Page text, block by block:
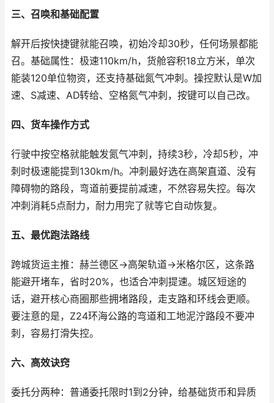
三、召唤和基础配置
解开后按快捷键就能召唤，初始冷却30秒，任何场景都能
召。基础属性：极速110km/h，货舱容积18立方米，单次
能装120单位物资，还支持基础氮气冲刺。操控默认是W加
速、S减速、AD转给、空格氮气冲刺，按键可以自己改。
四、货车操作方式
行驶中按空格就能触发氮气冲刺，持续3秒，冷却5秒，冲
刺时极速能提到130km/h。冲刺最好选在高架直道、没有
障碍物的路段，弯道前要提前减速，不然容易失控。每次
冲刺消耗5点耐力，耐力用完了就等它自动恢复。
五、最优跑法路线
跨城货运主推：赫兰德区→高架轨道→米格尔区，这条路
能避开堵车，省时20%，也适合冲刺提速。城区短途的
话，避开核心商圈那些拥堵路段，走支路和环线会更顺。
要注意的是，Z24环海公路的弯道和工地泥泞路段不要冲
刺，容易打滑失控。
六、高效诀窍
委托分两种：普通委托限时1到2分钟，给基础货币和异质